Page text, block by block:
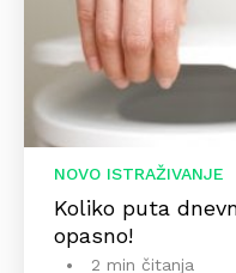
NOVO ISTRAŽIVANJE
Koliko puta
opasno!
2 min čitanja